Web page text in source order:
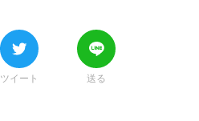
ツイート 送る